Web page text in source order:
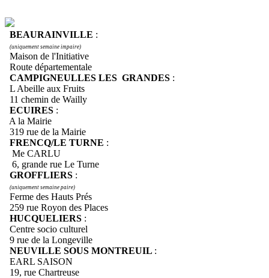
BEAURAINVILLE :
(uniquement semaine impaire)
Maison de l'Initiative
Route départementale
CAMPIGNEULLES LES GRANDES :
L Abeille aux Fruits
11 chemin de Wailly
ECUIRES :
A la Mairie
319 rue de la Mairie
FRENCQ/LE TURNE :
Me CARLU
6, grande rue Le Turne
GROFFLIERS :
(uniquement semaine paire)
Ferme des Hauts Prés
259 rue Royon des Places
HUCQUELIERS :
Centre socio culturel
9 rue de la Longeville
NEUVILLE SOUS MONTREUIL :
EARL SAISON
19, rue Chartreuse